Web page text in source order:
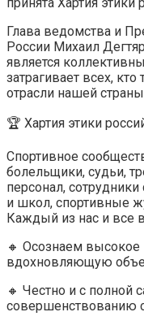
Глава ведомства и
России Михаил
является
затрагивает всех, кто
отрасли нашей
🏆 Хартия этики
Спортивное
болельщики, судьи,
персонал,
и школ, спортивные
Каждый из нас и все
🔸 Осознаем высокое
вдохновляющую
🔸 Честно и с полной
совершенствованию